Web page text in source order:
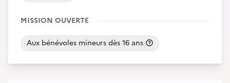
MISSION OUVERTE
Aux bénévoles mineurs dès 16 ans